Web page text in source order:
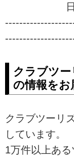
日曜・祝
クラブツ
の情報をお
クラブツーリ
しています。
1万件以上あ